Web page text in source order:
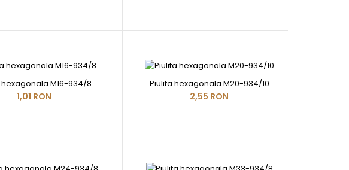
hexagonala M16-934/8
1,01 RON
Piulita hexagonala M20-934/10
2,55 RON